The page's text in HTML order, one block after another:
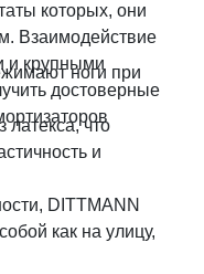
которых, они
Взаимодействие
и крупными
достоверные
ноги при
латекса, что
и
DITTMANN
как на улицу,